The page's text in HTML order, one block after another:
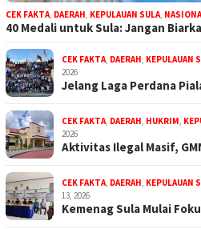
CEK FAKTA DAERAH KEPULAUAN SULA
40 Medali untuk Sula: Jangan
CEK FAKTA DAERAH KEPULAUAN
2026
Jelang Laga Perdana
CEK FAKTA DAERAH HUKRIM
2026
Aktivitas Ilegal Masif,
CEK FAKTA DAERAH KEPULAUAN
13, 2026
Kemenag Sula Mulai